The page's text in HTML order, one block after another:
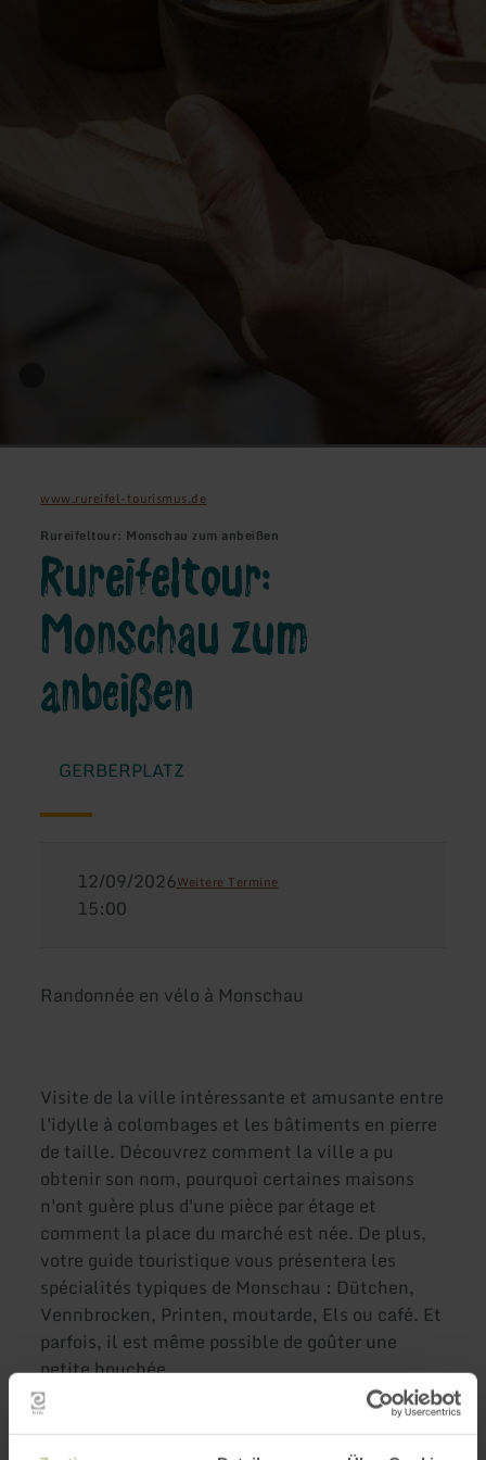
www.rureifel-tourismus.de
Rureifeltour: Monschau zum anbeißen
Rureifeltour:
Monschau zum
anbeißen
GERBERPLATZ
12/09/2026Weitere Termine
15:00
Randonnée en vélo à Monschau
Visite de la ville intéressante et amusante entre
l'idylle à colombages et les bâtiments en pierre
de taille. Découvrez comment la ville a pu
obtenir son nom, pourquoi certaines maisons
n'ont guère plus d'une pièce par étage et
comment la place du marché est née. De plus,
votre guide touristique vous présentera les
spécialités typiques de Monschau : Dütchen,
Vennbrocken, Printen, moutarde, Els ou café. Et
parfois, il est même possible de goûter une
petite bouchée…
Vous pouvez acheter des billets ici